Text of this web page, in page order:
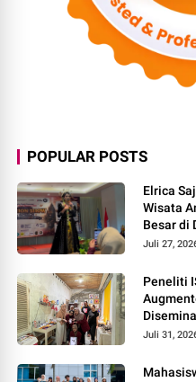
POPULAR POSTS
Elrica
Wisata
Besar di
Speaking
Juli 27,
Peneliti
Budaya
Juli 31,